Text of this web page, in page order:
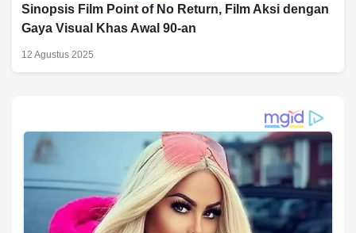
Sinopsis Film Point of No Return, Film Aksi dengan
Gaya Visual Khas Awal 90-an
12 Agustus 2025